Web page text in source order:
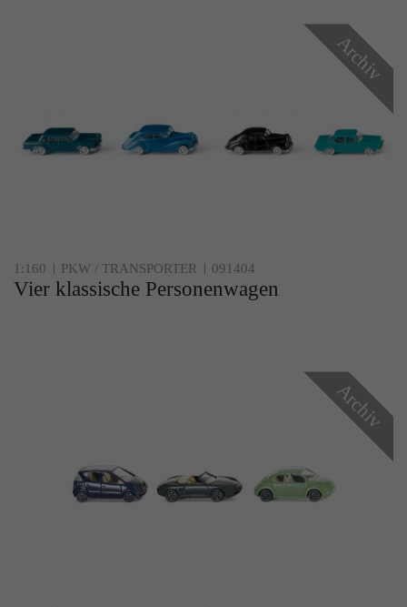
Archiv
1:160 PKW / TRANSPORTER 091404
Vier klassische Personenwagen
Archiv